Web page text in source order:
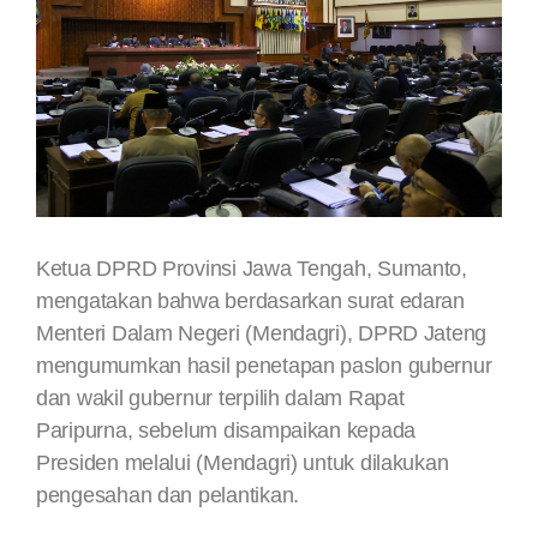
Ketua DPRD Provinsi Jawa Tengah, Sumanto,
mengatakan bahwa berdasarkan surat edaran
Menteri Dalam Negeri (Mendagri), DPRD Jateng
mengumumkan hasil penetapan paslon gubernur
dan wakil gubernur terpilih dalam Rapat
Paripurna, sebelum disampaikan kepada
Presiden melalui (Mendagri) untuk dilakukan
pengesahan dan pelantikan.